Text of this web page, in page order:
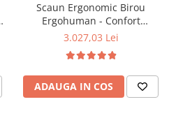
Scaun Ergonomic Birou
Ergohuman - Confort
Premium, Reglaje Inteligente
Performanta la Birou
3.027,03 Lei
ADAUGA IN COS